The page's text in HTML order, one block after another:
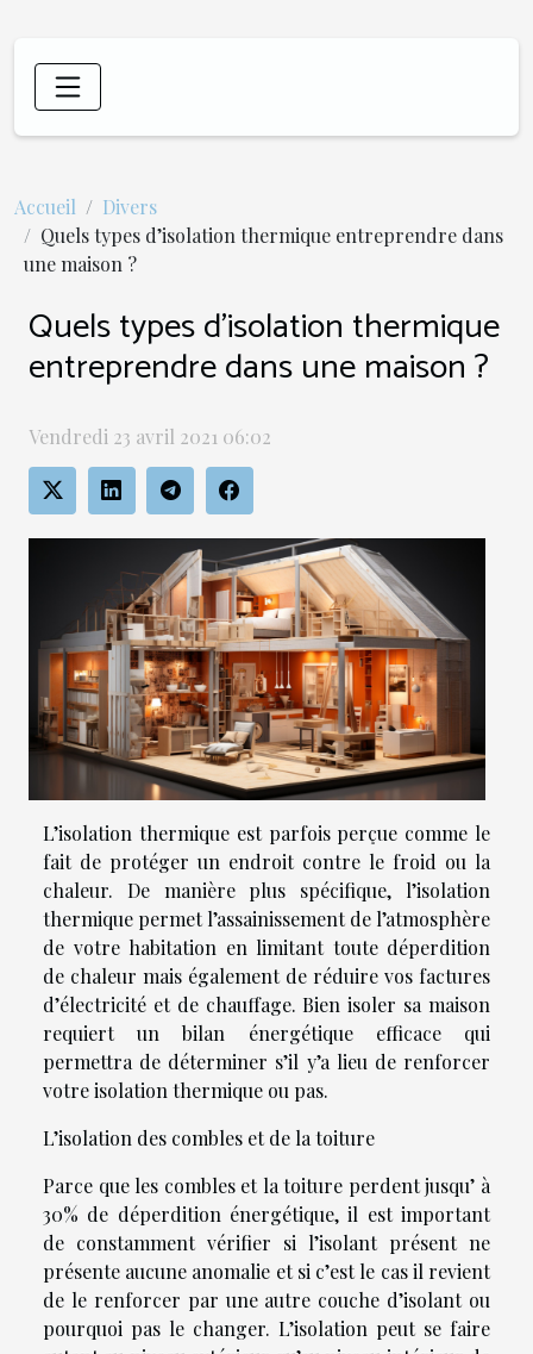
Accueil
Divers
Quels types d’isolation thermique entreprendre dans
une maison ?
Quels types d’isolation thermique
entreprendre dans une maison ?
Vendredi 23 avril 2021 06:02
L’isolation thermique est parfois perçue comme le
fait de protéger un endroit contre le froid ou la
chaleur. De manière plus spécifique, l’isolation
thermique permet l’assainissement de l’atmosphère
de votre habitation en limitant toute déperdition
de chaleur mais également de réduire vos factures
d’électricité et de chauffage. Bien isoler sa maison
requiert un bilan énergétique efficace qui
permettra de déterminer s’il y’a lieu de renforcer
votre isolation thermique ou pas.
L’isolation des combles et de la toiture
Parce que les combles et la toiture perdent jusqu’ à
30% de déperdition énergétique, il est important
de constamment vérifier si l’isolant présent ne
présente aucune anomalie et si c’est le cas il revient
de le renforcer par une autre couche d’isolant ou
pourquoi pas le changer. L’isolation peut se faire